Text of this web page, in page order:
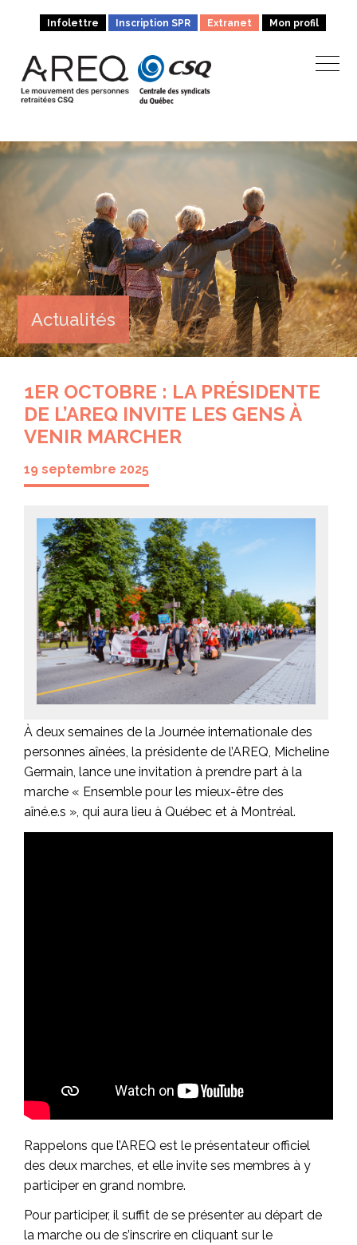
Infolettre Inscription SPR Extranet Mon profil
Actualités
1ER OCTOBRE : LA PRÉSIDENTE
DE L’AREQ INVITE LES GENS À
VENIR MARCHER
19 septembre 2025
À deux semaines de la Journée internationale des
personnes aînées, la présidente de l’AREQ, Micheline
Germain, lance une invitation à prendre part à la
marche « Ensemble pour les mieux-être des
aîné.e.s », qui aura lieu à Québec et à Montréal.
Rappelons que l’AREQ est le présentateur officiel
des deux marches, et elle invite ses membres à y
participer en grand nombre.
Pour participer, il suffit de se présenter au départ de
la marche ou de s’inscrire en cliquant sur le